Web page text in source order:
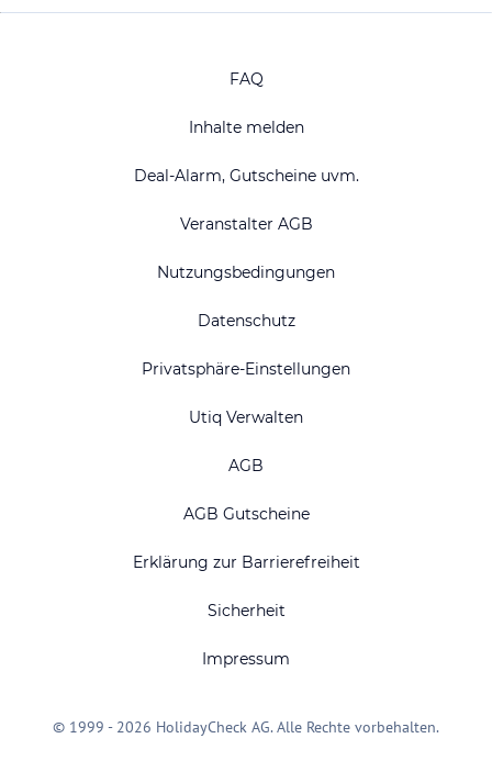
FAQ
Inhalte melden
Deal-Alarm, Gutscheine uvm.
Veranstalter AGB
Nutzungsbedingungen
Datenschutz
Privatsphäre-Einstellungen
Utiq Verwalten
AGB
AGB Gutscheine
Erklärung zur Barrierefreiheit
Sicherheit
Impressum
© 1999 - 2026 HolidayCheck AG. Alle Rechte vorbehalten.